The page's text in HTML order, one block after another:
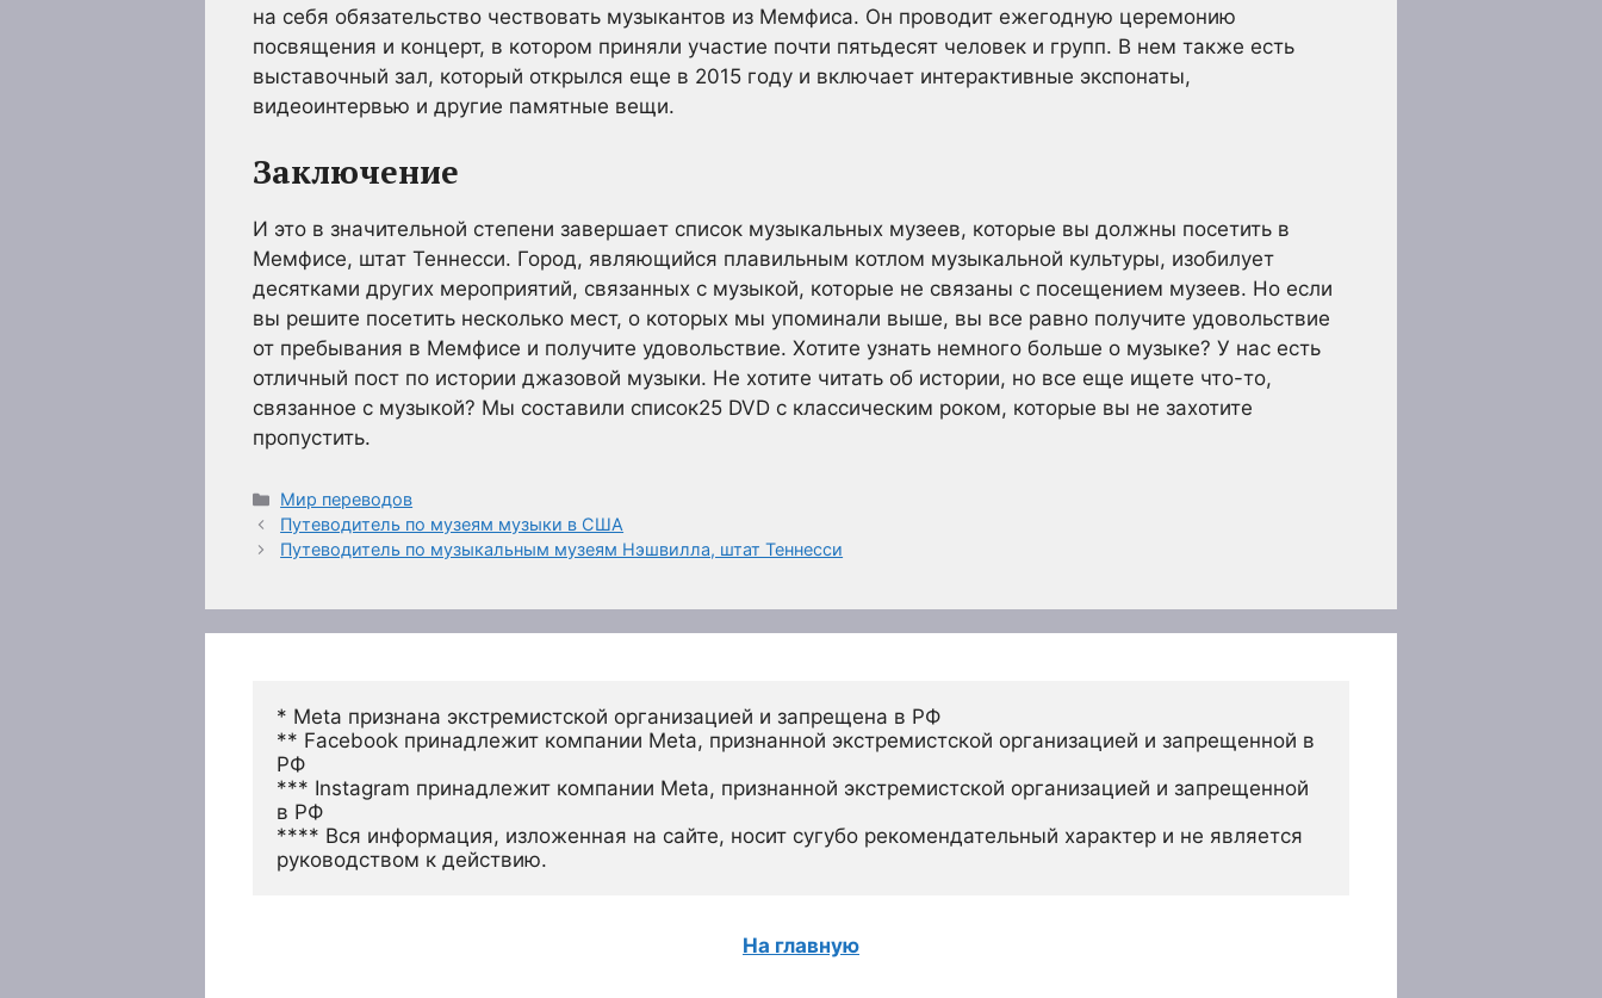
на себя обязательство чествовать музыкантов из Мемфиса. Он проводит ежегодную церемонию
посвящения и концерт, в котором приняли участие почти пятьдесят человек и групп. В нем также есть
выставочный зал, который открылся еще в 2015 году и включает интерактивные экспонаты,
видеоинтервью и другие памятные вещи.
Заключение
И это в значительной степени завершает список музыкальных музеев, которые вы должны посетить в
Мемфисе, штат Теннесси. Город, являющийся плавильным котлом музыкальной культуры, изобилует
десятками других мероприятий, связанных с музыкой, которые не связаны с посещением музеев. Но если
вы решите посетить несколько мест, о которых мы упоминали выше, вы все равно получите удовольствие
от пребывания в Мемфисе и получите удовольствие. Хотите узнать немного больше о музыке? У нас есть
отличный пост по истории джазовой музыки. Не хотите читать об истории, но все еще ищете что-то,
связанное с музыкой? Мы составили список25 DVD с классическим роком, которые вы не захотите
пропустить.
Рубрики
Мир переводов
Путеводитель по музеям музыки в США
Путеводитель по музыкальным музеям Нэшвилла, штат Теннесси
* Meta признана экстремистской организацией и запрещена в РФ
** Facebook принадлежит компании Meta, признанной экстремистской организацией и запрещенной в
РФ
*** Instagram принадлежит компании Meta, признанной экстремистской организацией и запрещенной
в РФ
**** Вся информация, изложенная на сайте, носит сугубо рекомендательный характер и не является
руководством к действию.
На главную